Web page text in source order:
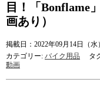
目！「Bonflame
画あり）
掲載日：2022年09月14日（水）
カテゴリー: バイク用品 タ
動画